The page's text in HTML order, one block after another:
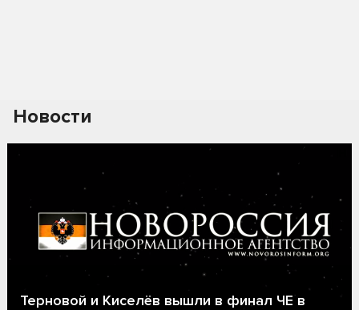
Новости
Терновой и Киселёв вышли в финал ЧЕ в